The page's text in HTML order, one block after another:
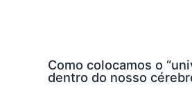
Como colocamos o
dentro do nosso